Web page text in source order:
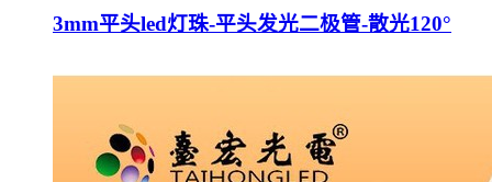
3mm平头led灯珠-平头发光二极管-散光120°